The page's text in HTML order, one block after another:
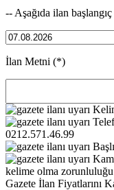
-- Aşağıda ilan
İlan Metni (*)
0212.571.46.99
kelime olma zorunluluğu
Gazete İlan Fiyatlarını